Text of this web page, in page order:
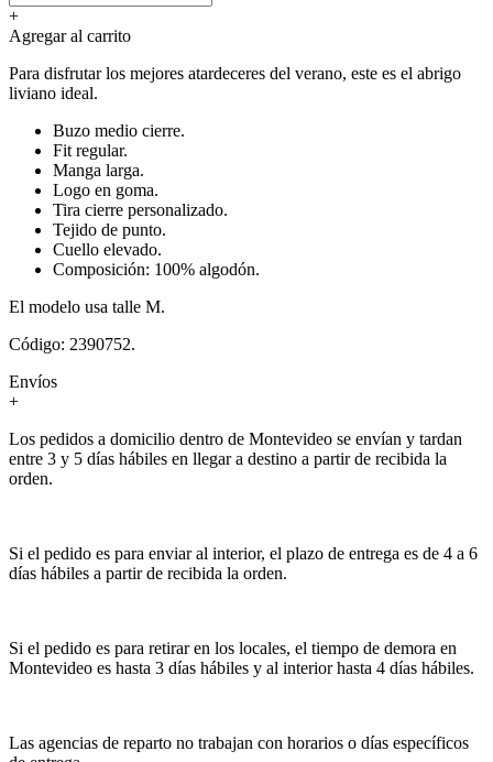
+
Agregar al carrito
Para disfrutar los mejores atardeceres del verano, este es el abrigo
liviano ideal.
Buzo medio cierre.
Fit regular.
Manga larga.
Logo en goma.
Tira cierre personalizado.
Tejido de punto.
Cuello elevado.
Composición: 100% algodón.
El modelo usa talle M.
Código: 2390752.
Envíos
+
Los pedidos a domicilio dentro de Montevideo se envían y tardan
entre 3 y 5 días hábiles en llegar a destino a partir de recibida la
orden.
Si el pedido es para enviar al interior, el plazo de entrega es de 4 a 6
días hábiles a partir de recibida la orden.
Si el pedido es para retirar en los locales, el tiempo de demora en
Montevideo es hasta 3 días hábiles y al interior hasta 4 días hábiles.
Las agencias de reparto no trabajan con horarios o días específicos